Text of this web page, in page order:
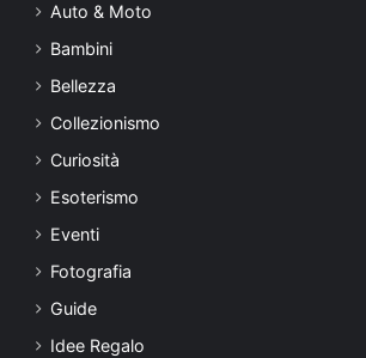
Auto & Moto
Bambini
Bellezza
Collezionismo
Curiosità
Esoterismo
Eventi
Fotografia
Guide
Idee Regalo